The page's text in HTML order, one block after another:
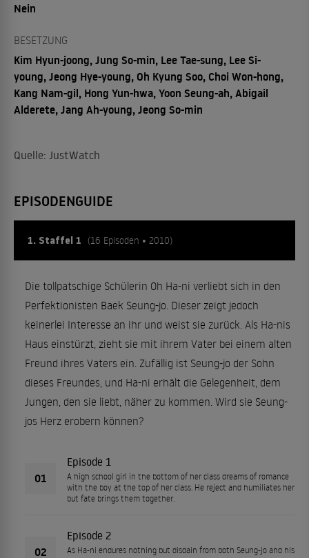
Nein
BESETZUNG
Kim Hyun-joong, Jung So-min, Lee Tae-sung, Lee Si-
young, Jeong Hye-young, Oh Kyung Soo, Choi Won-hong,
Kang Nam-gil, Hong Yun-hwa, Yoon Seung-ah, Abigail
Alderete, Jang Ah-young, Jeong So-min
Quelle: JustWatch
EPISODENGUIDE
1. Staffel 1 (16 Episoden • 2010)
Die tollpatschige Schülerin Oh Ha-ni verliebt sich in den
Perfektionisten Baek Seung-jo. Dieser zeigt jedoch
keinerlei Interesse an ihr und weist sie zurück. Als Ha-nis
Haus einstürzt, zieht sie mit ihrem Vater bei einem alten
Freund ihres Vaters ein. Zufällig ist Seung-jo der Sohn
dieses Freundes, und Ha-ni erhält die Gelegenheit, dem
Jungen, den sie liebt, näher zu kommen. Wird sie Seung-
jos Herz erobern können?
01
Episode 1
A high school girl in the bottom of her class dreams of romance
with the boy at the top of her class. He reject and humiliates her
but fate brings them together.
02
Episode 2
As Ha-ni endures nothing but disdain from both Seung-jo and his